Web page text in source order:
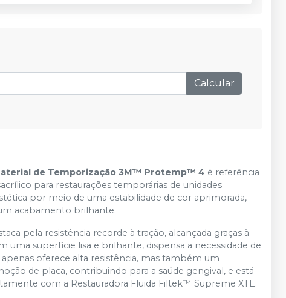
Calcular
de Temporização 3M™ Protemp™ 4 é referência
para restaurações temporárias de unidades
por meio de uma estabilidade de cor aprimorada,
acabamento brilhante.
pela resistência recorde à tração, alcançada graças à
superfície lisa e brilhante, dispensa a necessidade de
oferece alta resistência, mas também um
de placa, contribuindo para a saúde gengival, e está
com a Restauradora Fluida Filtek™ Supreme XTE.